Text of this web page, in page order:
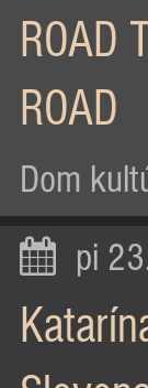
ROAD
ROAD
Dom
pi